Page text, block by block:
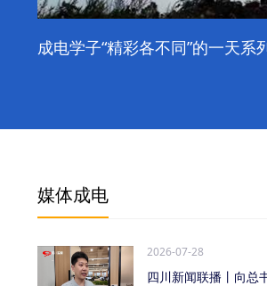
成电学子“精彩各不同”的一天系
媒体成电
2026-07-28
四川新闻联播丨向总